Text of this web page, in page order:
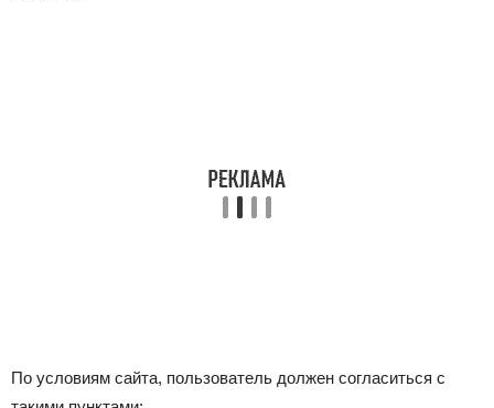
По условиям сайта, пользователь должен согласиться с